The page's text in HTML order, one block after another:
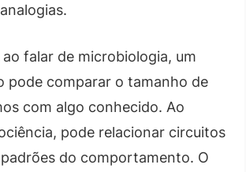
falar de microbiologia, um
pode comparar o tamanho de
com algo conhecido. Ao
pode relacionar circuitos
do comportamento. O